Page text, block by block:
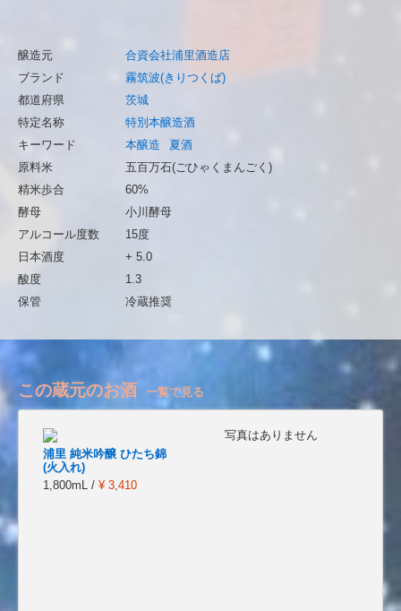
醸造元
合資会社浦里酒造店
ブランド
霧筑波(きりつくば)
都道府県
茨城
特定名称
特別本醸造酒
キーワード
本醸造
夏酒
原料米
五百万石(ごひゃくまんごく)
精米歩合
60%
酵母
小川酵母
アルコール度数
15度
日本酒度
+ 5.0
酸度
1.3
保管
冷蔵推奨
この蔵元のお酒 一覧で見る
浦里 純米吟醸 ひたち錦
(火入れ)
1,800mL / ¥ 3,410
写真はありません